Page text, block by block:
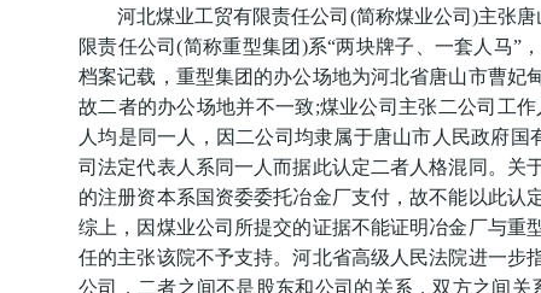
河北煤业工贸有限责任公司(简称煤业公司)主张
限责任公司(简称重型集团)系“两块牌子、一套人马”
档案记载，重型集团的办公场地为河北省唐山市曹妃
故二者的办公场地并不一致;煤业公司主张二公司工
人均是同一人，因二公司均隶属于唐山市人民政府
司法定代表人系同一人而据此认定二者人格混同。关
的注册资本系国资委委托冶金厂支付，故不能以此
综上，因煤业公司所提交的证据不能证明冶金厂与重
任的主张该院不予支持。河北省高级人民法院进一步
公司，二者之间不是股东和公司的关系，双方之间